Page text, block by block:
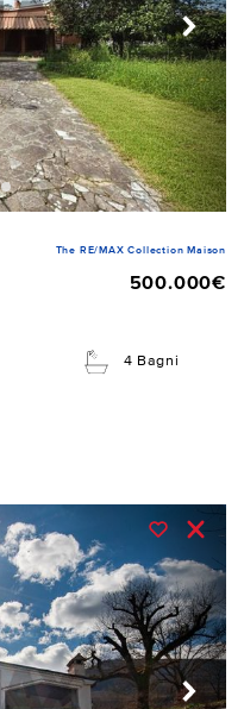
The RE/MAX Collection Maison
500.000€
4 Bagni